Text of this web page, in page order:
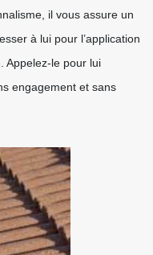
il vous assure un
à lui pour l’application
Appelez-le pour lui
engagement et sans